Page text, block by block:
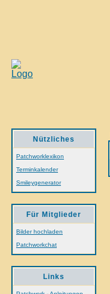
Nützliches
Patchworklexikon
Terminkalender
Smileygenerator
Für Mitglieder
Bilder hochladen
Patchworkchat
Links